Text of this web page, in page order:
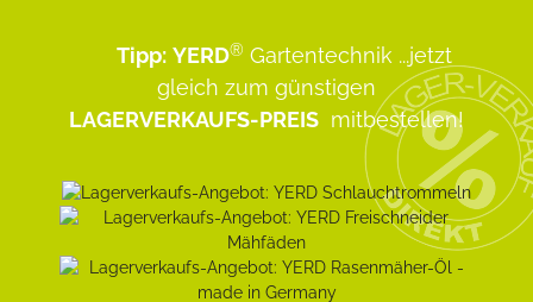
Tipp: YERD® Gartentechnik ...jetzt
gleich zum günstigen
LAGERVERKAUFS-PREIS mitbestellen!